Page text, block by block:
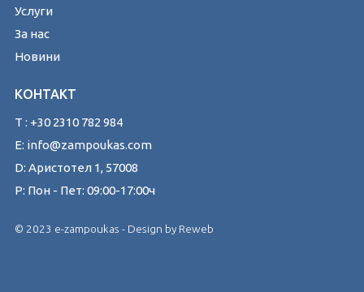
Услуги
За нас
Новини
КОНТАКТ
T : +30 2310 782 984
E: info@zampoukas.com
D: Аристотел 1, 57008
Р: Пон - Пет: 09:00-17:00ч
© 2023 e-zampoukas - Design by Reweb